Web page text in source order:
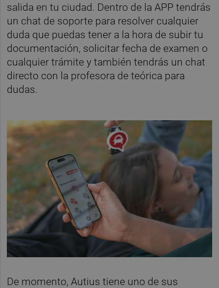
salida en tu ciudad. Dentro de la APP tendrás
un chat de soporte para resolver cualquier
duda que puedas tener a la hora de subir tu
documentación, solicitar fecha de examen o
cualquier trámite y también tendrás un chat
directo con la profesora de teórica para
dudas.
De momento, Autius tiene uno de sus